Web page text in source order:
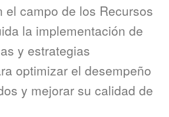
el campo de los Recursos
la implementación de
y estrategias
optimizar el desempeño
y mejorar su calidad de